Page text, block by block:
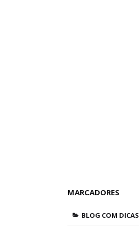
MARCADORES
BLOG COM DICAS